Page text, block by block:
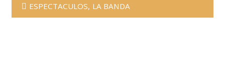
ESPECTACULOS, LA BANDA